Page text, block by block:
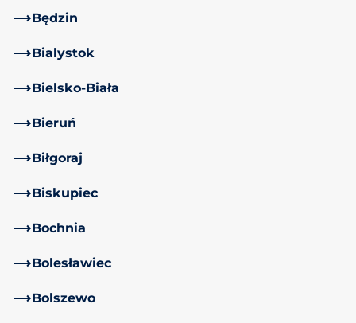
Będzin
Bialystok
Bielsko-Biała
Bieruń
Biłgoraj
Biskupiec
Bochnia
Bolesławiec
Bolszewo